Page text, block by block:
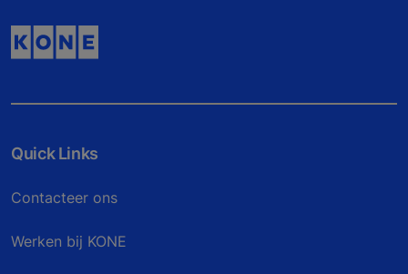
Quick Links
Contacteer ons
Werken bij KONE